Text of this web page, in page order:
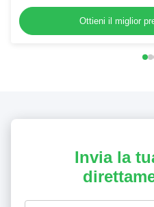
della ditta della piccola
Ottieni il miglior
Invia la